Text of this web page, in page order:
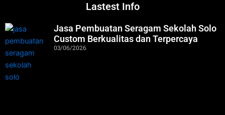
Lastest Info
Jasa Pembuatan Seragam Sekolah Solo
Custom Berkualitas dan Terpercaya
03/06/2026